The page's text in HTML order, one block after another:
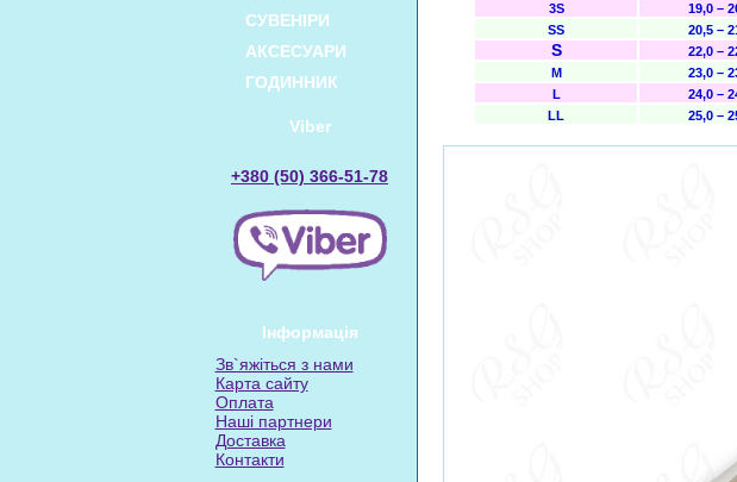
СУВЕНІРИ
АКСЕСУАРИ
ГОДИННИК
Viber
+380 (50) 366-51-78
Інформація
Зв`яжіться з нами
Карта сайту
Оплата
Наші партнери
Доставка
Контакти
3S
19,0 –
SS
20,5 –
S 22,0 –
M
23,0 –
L
24,0 –
LL
25,0 –